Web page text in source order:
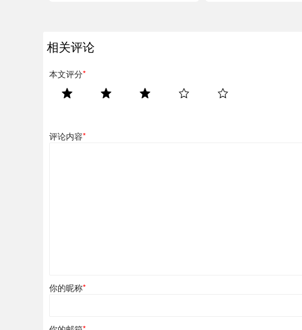
相关评论
本文评分*
评论内容*
你的昵称*